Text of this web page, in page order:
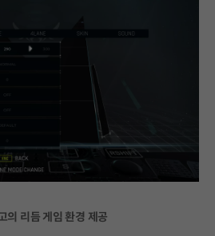
의 리듬 게임 환경 제공